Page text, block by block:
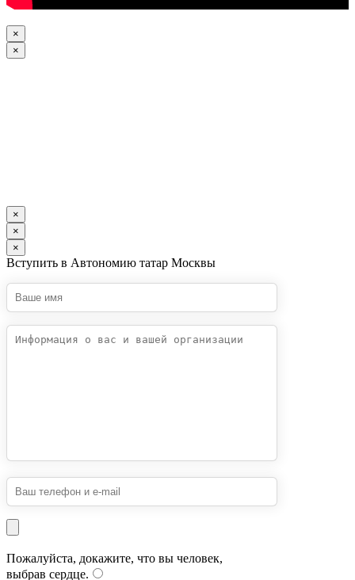
×
×
×
×
×
Вступить в Автономию татар Москвы
Пожалуйста, докажите, что вы человек,
выбрав сердце.